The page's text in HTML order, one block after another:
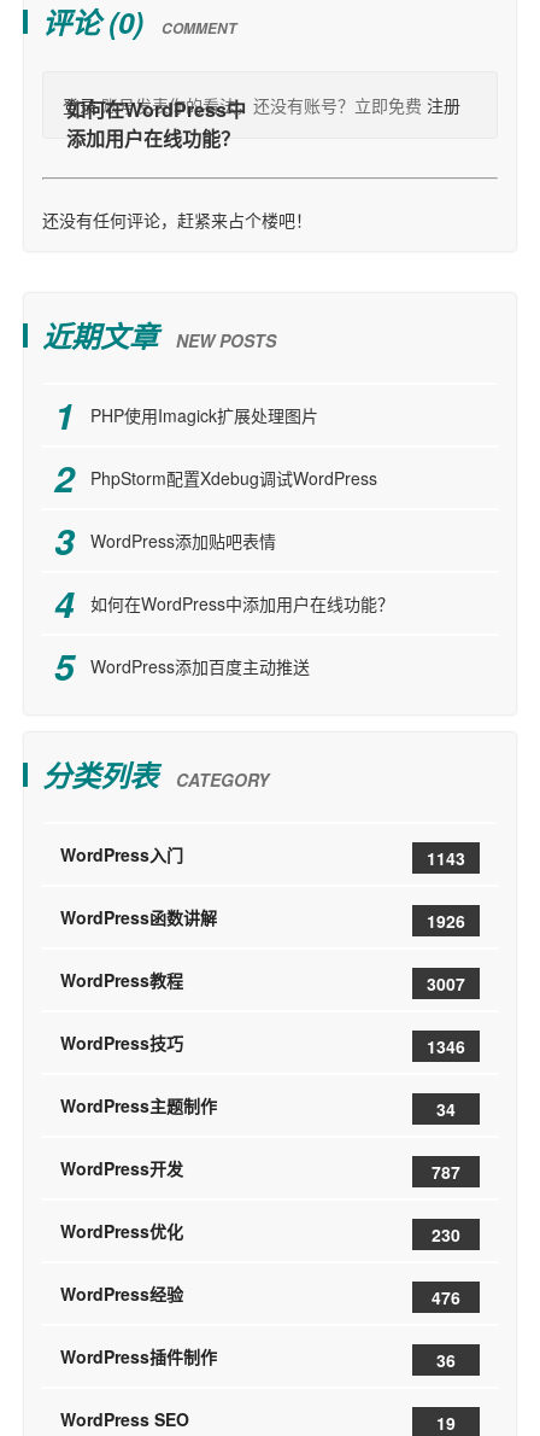
评论 (0) COMMENT
登录账号发表你的看法，还没有账号？立即免费 注册
还没有任何评论，赶紧来占个楼吧！
近期文章 NEW POSTS
PHP使用Imagick扩展处理图片
PhpStorm配置Xdebug调试WordPress
WordPress添加贴吧表情
如何在WordPress中添加用户在线功能？
WordPress添加百度主动推送
分类列表 CATEGORY
WordPress入门 1143
WordPress函数讲解 1926
WordPress教程 3007
WordPress技巧 1346
WordPress主题制作 34
WordPress开发 787
WordPress优化 230
WordPress经验 476
WordPress插件制作 36
WordPress SEO 19